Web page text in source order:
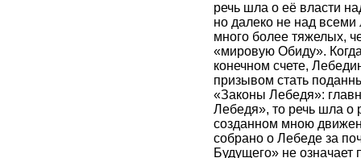
речь шла о её власти
но далеко не над
много более тяжелых,
«мировую Обиду».
конечном счете,
призывом стать
«Законы Лебедя»:
Лебедя», то речь шла о
созданном мною
собрано о Лебеде за
Будущего» не означает